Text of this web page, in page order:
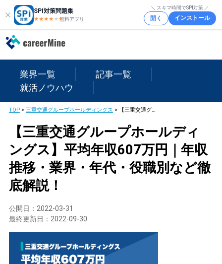
SPI対策問題集
★★★★ ★★
無料アプリ
＼ スキマ時間でSPI対策 ／
開く インストール
業界一覧
記事一覧
就活ノウハウ
TOP> 三重交通グループホールディングス > 【三重交通グループホールディングス】平均年収607万円｜年収推移・業界・年代・役職別など徹底解説！
【三重交通グループホールディ
ングス】平均年収607万円｜年収
推移・業界・年代・役職別など徹
底解説！
公開日： 2022-03-31
最終更新日： 2022-09-30